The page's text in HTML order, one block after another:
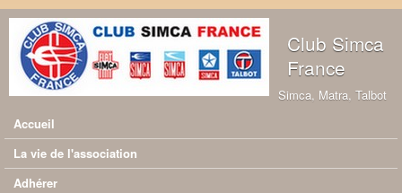
Aller au contenu principal
Club Simca
France
Simca, Matra, Talbot
Menu principal
Accueil
La vie de l'association
Adhérer